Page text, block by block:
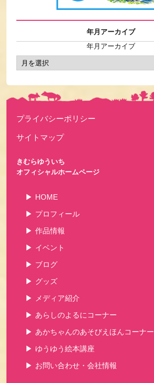
年月アーカイブ
年月アーカイブ
プライバシーポリシー
サイトマップ
きむらゆういち
オフィシャルホームページ
HOME
プロフィール
作品情報
イベント
ブログ
グッズ
メディア紹介
あらしのよるにコーナー
あかちゃんのあそびえほんコーナー
ゆうゆう絵本講座
お問い合わせ・会社情報